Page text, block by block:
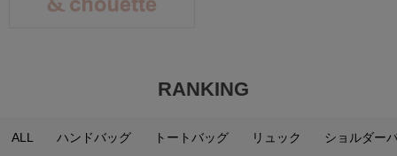
RANKING
ALL ハンドバッグ トートバッグ リュック ショルダー